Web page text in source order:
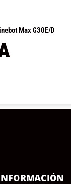
Max G30E/D